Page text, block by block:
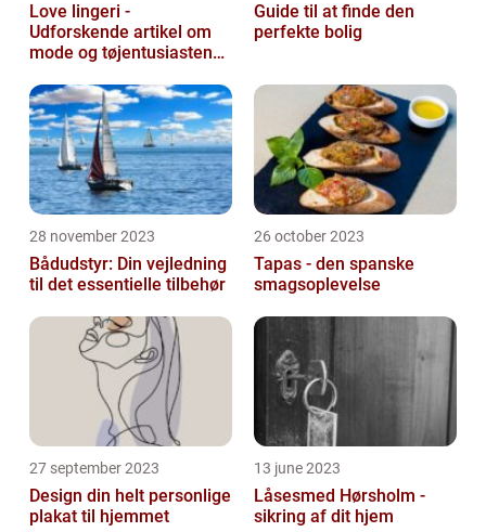
Love lingeri -
Udforskende artikel om
mode og tøjentusiastens
Guide til at finde den
perfekte bolig
28 november 2023
Bådudstyr: Din vejledning
til det essentielle tilbehør
26 october 2023
Tapas - den spanske
smagsoplevelse
27 september 2023
Design din helt personlige
plakat til hjemmet
13 june 2023
Låsesmed Hørsholm -
sikring af dit hjem